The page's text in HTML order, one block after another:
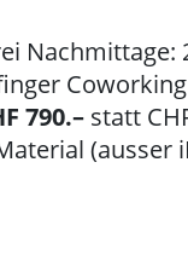
Nachmittage:
790.– statt
(ausser